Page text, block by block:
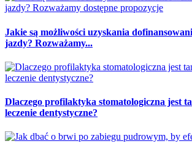
Jakie są możliwości uzyskania
jazdy? Rozważamy...
Dlaczego profilaktyka stomatologiczna jest
leczenie dentystyczne?